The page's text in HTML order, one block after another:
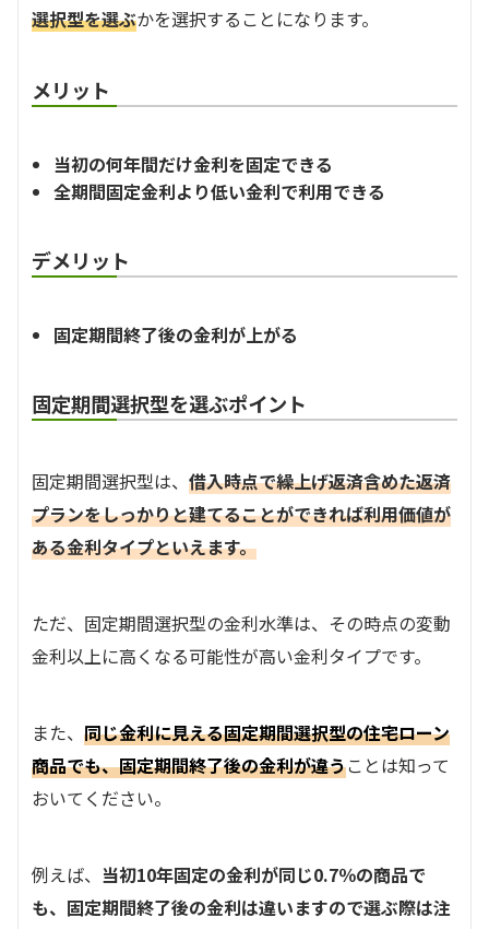
選択型を選ぶかを選択することになります。
メリット
当初の何年間だけ金利を固定できる
全期間固定金利より低い金利で利用できる
デメリット
固定期間終了後の金利が上がる
固定期間選択型を選ぶポイント
固定期間選択型は、 借入時点で繰上げ返済含めた返済
プランをしっかりと建てることができれば利用価値が
ある金利タイプといえます。
ただ、固定期間選択型の金利水準は、その時点の変動
金利以上に高くなる可能性が高い金利タイプです。
また、 同じ金利に見える固定期間選択型の住宅ローン
商品でも、固定期間終了後の金利が違うことは知って
おいてください。
例えば、 当初10年固定の金利が同じ0.7％の商品で
も、固定期間終了後の金利は違いますので選ぶ際は注